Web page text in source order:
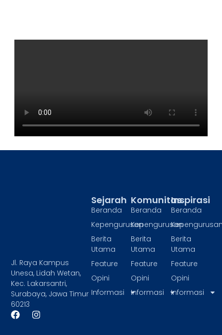
Jl. Raya Kampus
Unesa, Lidah Wetan,
Kec. Lakarsantri,
Surabaya, Jawa Timur
60213
F
a
I
n
Inspirasi
Beranda
Berita
Utama
Feature
Opini
Informasi
Komunitas
Beranda
Kepengurusan
Berita
Utama
Feature
Opini
Informasi
Sejarah
Beranda
Kepengurusan
Berita
Utama
Feature
Opini
Informasi